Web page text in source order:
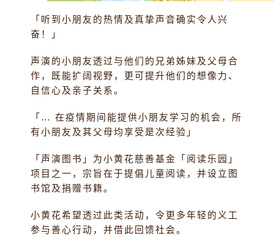
「听到小朋友的热情及真挚声音确实令人兴
奋！」
声演的小朋友透过与他们的兄弟姊妹及父母合
作，既能扩阔视野，更可提升他们的想像力、
自信心及亲子关系。
「… 在疫情期间能提供小朋友学习的机会，所
有小朋友及其父母均享受是次经验」
「声演图书」为小黄花慈善基金「阅读乐园」
项目之一，宗旨在于提倡儿童阅读，并设立图
书馆及捐赠书籍。
小黄花希望透过此类活动，令更多年轻的义工
参与善心行动，并借此回馈社会。